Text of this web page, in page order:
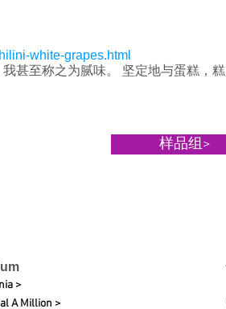
white-grapes.html
甚至称之为腻味。 坚定地与蛋糕，糕
样品组>
>
A Million >